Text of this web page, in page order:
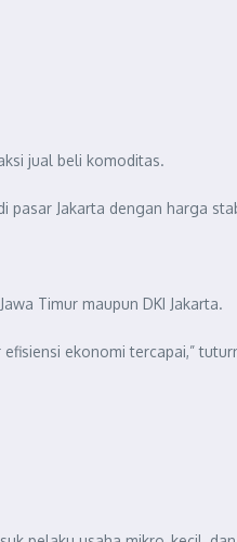
jual beli komoditas.
pasar Jakarta dengan harga
Timur maupun DKI Jakarta.
ekonomi tercapai,”